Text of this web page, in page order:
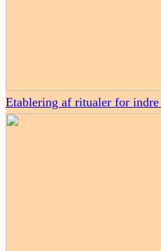
Etablering af ritualer for indre